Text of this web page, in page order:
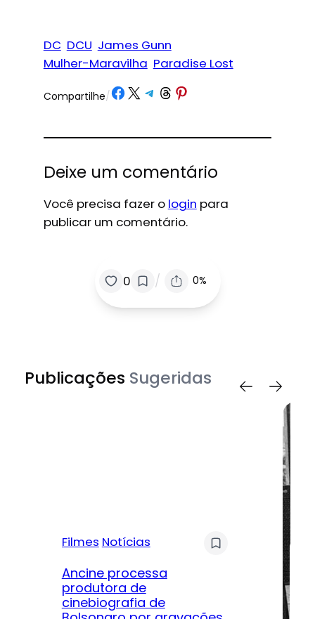
DC DCU James Gunn
Mulher-Maravilha Paradise Lost
Compartilhe/Share on Facebook
Share on X Share on Telegram
Share on Threads
Share on Pinterest
Deixe um comentário
Você precisa fazer o login para
publicar um comentário.
0 / 0%
Publicações Sugeridas
Filmes Notícias
Ancine processa
produtora de
cinebiografia de